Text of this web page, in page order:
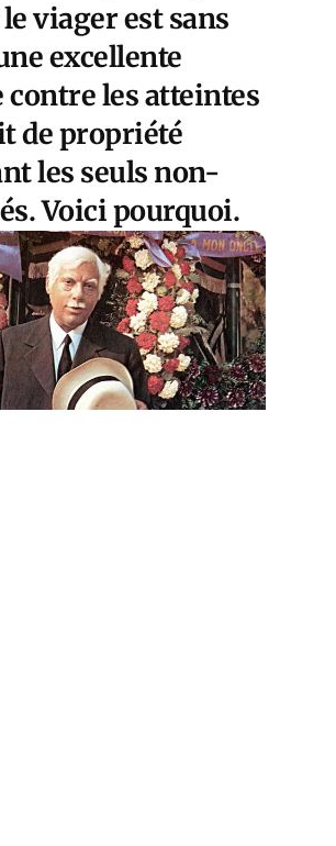
viager est sans
excellente
contre les atteintes
de propriété
les seuls non-
Voici pourquoi.